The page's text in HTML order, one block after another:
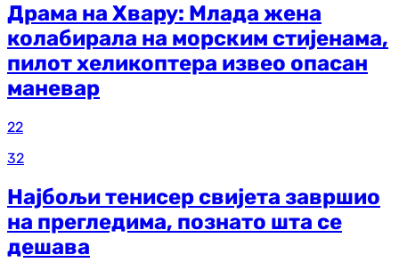
Драма на Хвару: Млада жена
колабирала на морским стијенама,
пилот хеликоптера извео опасан
маневар
22
32
Најбољи тенисер свијета завршио
на прегледима, познато шта се
дешава